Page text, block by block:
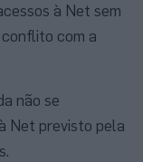
à Net sem
com a
não se
Net previsto pela